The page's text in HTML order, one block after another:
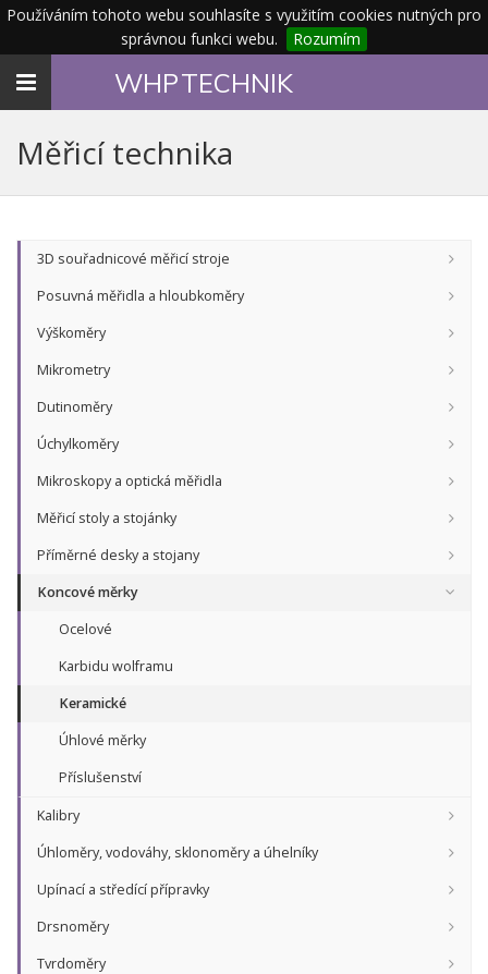
Používáním tohoto webu souhlasíte s využitím cookies nutných pro
správnou funkci webu.
Rozumím
Toggle
WHPTECHNIK
Měřicí technika
3D souřadnicové měřicí stroje
Posuvná měřidla a hloubkoměry
Výškoměry
Mikrometry
Dutinoměry
Úchylkoměry
Mikroskopy a optická měřidla
Měřicí stoly a stojánky
Příměrné desky a stojany
Koncové měrky
Ocelové
Karbidu wolframu
Keramické
Úhlové měrky
Příslušenství
Kalibry
Úhloměry, vodováhy, sklonoměry a úhelníky
Upínací a středící přípravky
Drsnoměry
Tvrdoměry